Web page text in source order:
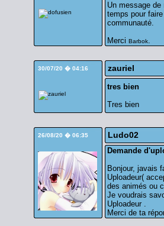
Un message
temps pour
communauté.
Merci Barbok.
30/07/20 � 04:16 zauriel
tres bien
Tres bien
26/08/20 � 06:35 Ludo02
Demande
Bonjour, javais
Uploadeur(
des animés ou
Je voudrais
Uploadeur .
Merci de ta